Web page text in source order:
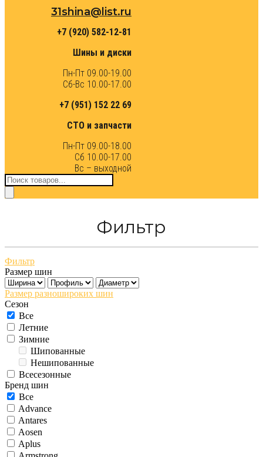
31shina@list.ru
+7 (920) 582-12-81
Шины и диски
Пн-Пт 09.00-19.00
Сб-Вс 10.00-17.00
+7 (951) 152 22 69
СТО и запчасти
Пн-Пт 09.00-18.00
Сб 10.00-17.00
Вс – выходной
Поиск
товаров
Фильтр
Фильтр
Размер шин
Размер разношироких шин
Сезон
Все
Летние
Зимние
Шипованные
Нешипованные
Всесезонные
Бренд шин
Все
Advance
Antares
Aosen
Aplus